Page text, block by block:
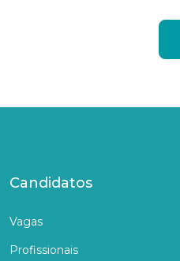
Candidatos
Vagas
Profissionais